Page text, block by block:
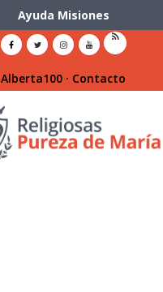
Ayuda Misiones
Alberta100 · Contacto